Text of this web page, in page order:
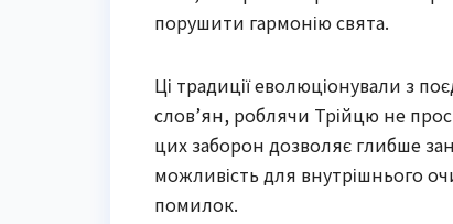
порушити гармонію свята.
Ці традиції еволюціонували з
слов’ян, роблячи Трійцю не
цих заборон дозволяє глибше
можливість для внутрішнього
помилок.